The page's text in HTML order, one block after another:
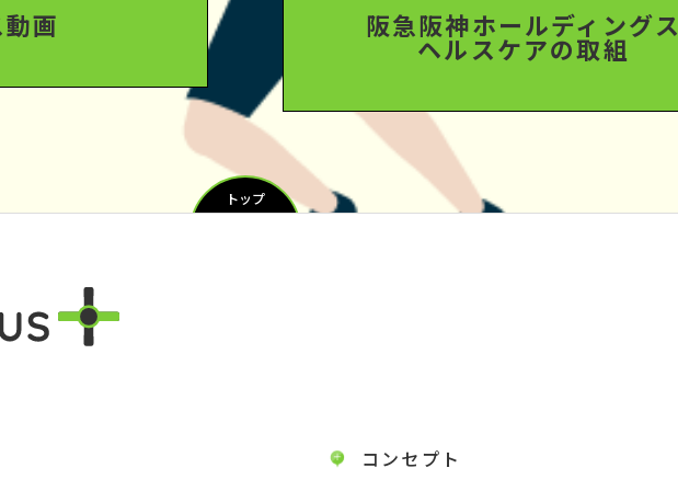
画 阪急阪神ホールディングス
ヘルスケアの取組
トップ
コンセプト